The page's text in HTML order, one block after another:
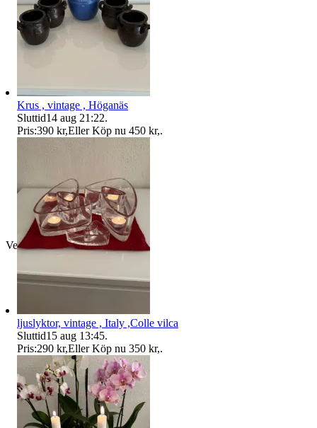
Verifierad
Krus , vintage , Höganäs
Sluttid14 aug 21:22.
Pris:390 kr,Eller Köp nu 450 kr,.
ljuslyktor, vintage , Italy ,Colle vilca
Sluttid15 aug 13:45.
Pris:290 kr,Eller Köp nu 350 kr,.